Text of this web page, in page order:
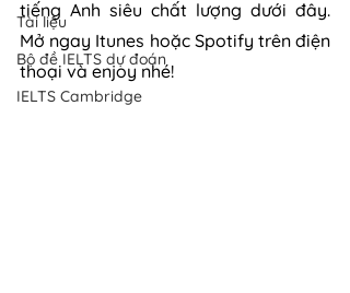
Tài liệu
Bộ đề IELTS dự đoán
IELTS Cambridge
tiếng Anh siêu chất lượng dưới đây.
Mở ngay Itunes hoặc Spotify trên điện
thoại và enjoy nhé!